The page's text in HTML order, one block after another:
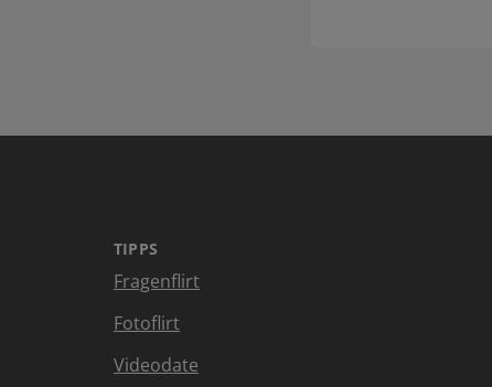
TIPPS
Fragenflirt
Fotoflirt
Videodate